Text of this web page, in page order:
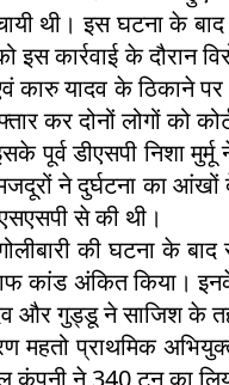
थी। इस घटना के बाद
इस कार्रवाई के
कारु यादव के ठिकाने
कर दोनों लोगों को
डीएसपी निशा
ने दुर्घटना का
से की थी।
की घटना के
अंकित किया।
और गुड्डू ने साजिश के
महतो प्राथमिक
ने 340 टन का